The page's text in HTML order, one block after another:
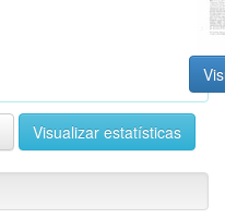
Visualizar estatísticas